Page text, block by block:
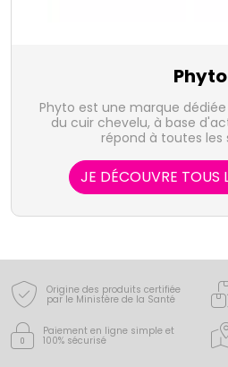
Phyto
Phyto est une marque
du cuir chevelu, à base
répond à toutes les
JE DÉCOUVRE TOUS
Origine des produits certifiée
par le Ministère de la Santé
Paiement en ligne simple et
100% sécurisé